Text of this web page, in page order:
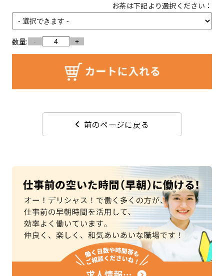
お茶は下記より選択ください：
数量: - +
前のページに戻る